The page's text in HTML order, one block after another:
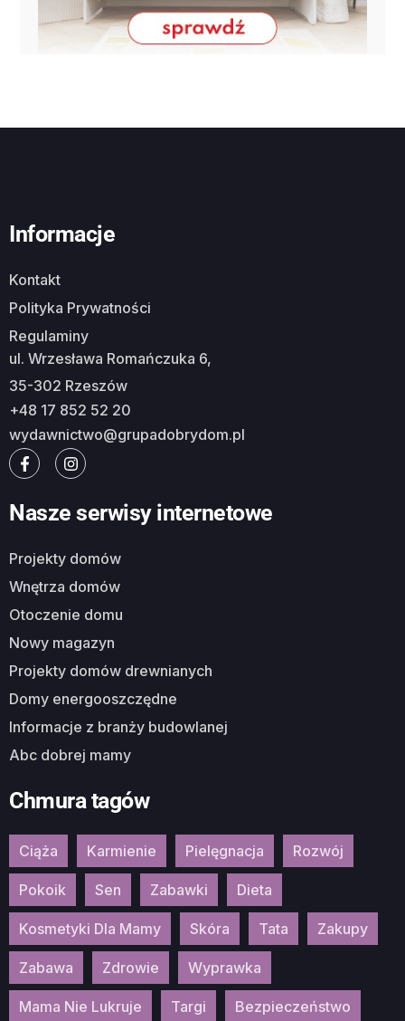
Informacje
Kontakt
Polityka Prywatności
Regulaminy
ul. Wrzesława Romańczuka 6,
35-302 Rzeszów
+48 17 852 52 20
wydawnictwo@grupadobrydom.pl
Nasze serwisy internetowe
Projekty domów
Wnętrza domów
Otoczenie domu
Nowy magazyn
Projekty domów drewnianych
Domy energooszczędne
Informacje z branży budowlanej
Abc dobrej mamy
Chmura tagów
Ciąża Karmienie Pielęgnacja Rozwój
Pokoik Sen Zabawki Dieta
Kosmetyki Dla Mamy Skóra Tata Zakupy
Zabawa Zdrowie Wyprawka
Mama Nie Lukruje Targi Bezpieczeństwo